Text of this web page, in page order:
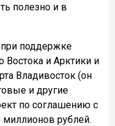
полезно и в
поддержке
Востока и Арктики и
Владивосток (он
и другие
по соглашению с
рублей.